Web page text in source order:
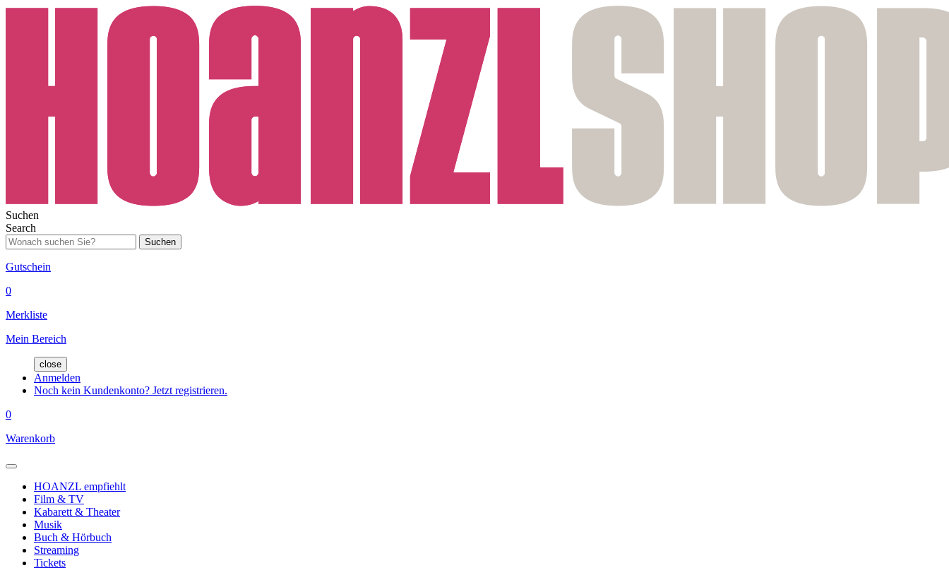
Suchen
Search
Suchen
Gutschein
0
Merkliste
Mein Bereich
close
Anmelden
Noch kein Kundenkonto? Jetzt registrieren.
0
Warenkorb
HOANZL empfiehlt
Film & TV
Kabarett & Theater
Musik
Buch & Hörbuch
Streaming
Tickets